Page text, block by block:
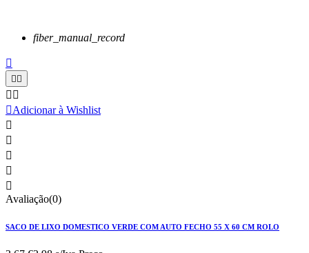
fiber_manual_record

 
 
Adicionar à Wishlist





Avaliação(0)
SACO DE LIXO DOMESTICO VERDE COM AUTO FECHO 55 X 60 CM ROLO